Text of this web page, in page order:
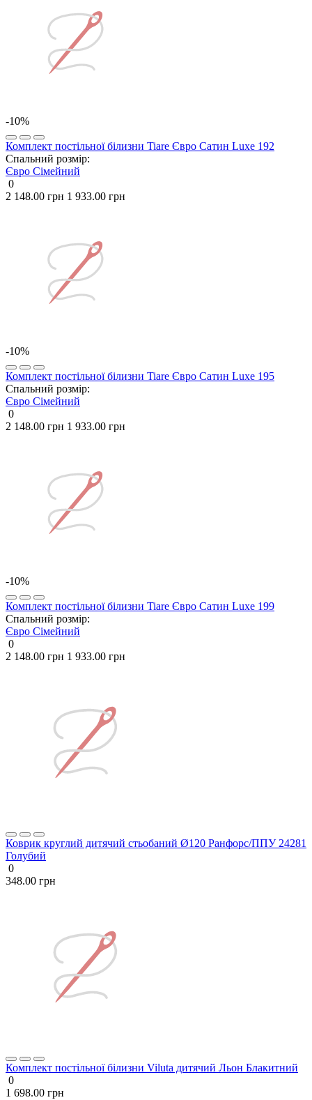
-10%
Комплект постільної білизни Tiare Євро Сатин Luxe 192
Спальний розмір:
Євро Сімейний
0
2 148.00 грн 1 933.00 грн
-10%
Комплект постільної білизни Tiare Євро Сатин Luxe 195
Спальний розмір:
Євро Сімейний
0
2 148.00 грн 1 933.00 грн
-10%
Комплект постільної білизни Tiare Євро Сатин Luxe 199
Спальний розмір:
Євро Сімейний
0
2 148.00 грн 1 933.00 грн
Коврик круглий дитячий стьобаний Ø120 Ранфорс/ППУ 24281
Голубий
0
348.00 грн
Комплект постільної білизни Viluta дитячий Льон Блакитний
0
1 698.00 грн